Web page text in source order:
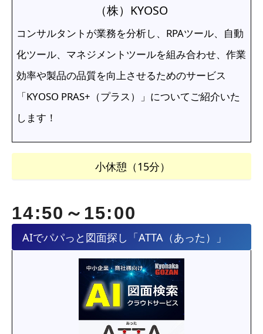
（株）KYOSO
コンサルタントが業務を分析し、RPAツール、自動
化ツール、マネジメントツールを組み合わせ、作業
効率や製品の品質を向上させるためのサービス
「KYOSO PRAS+（プラス）」についてご紹介いた
します！
小休憩（15分）
14:50～15:00
AIでパパっと図面探し「ATTA（あった）」